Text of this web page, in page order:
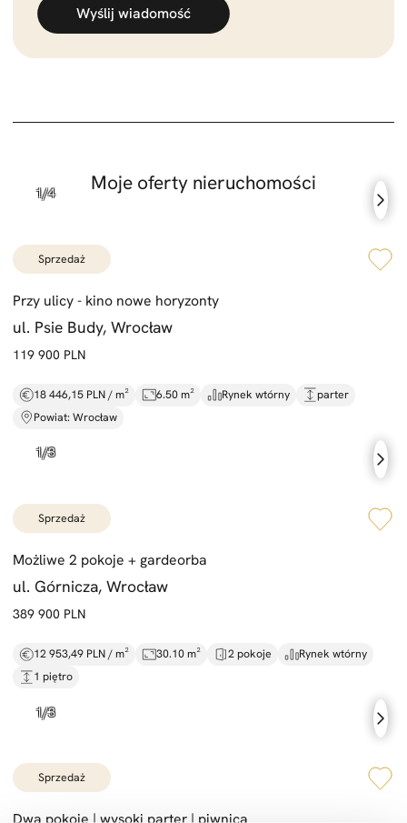
Wyślij wiadomość
Moje oferty nieruchomości
sprzedaż
Przy ulicy - kino nowe horyzonty
ul. Psie Budy, Wrocław
119 900 PLN
18 446,15 PLN / m² 6.50 m² Rynek wtórny
parter
Powiat: Wrocław
sprzedaż
Możliwe 2 pokoje + gardeorba
ul. Górnicza, Wrocław
389 900 PLN
12 953,49 PLN / m² 30.10 m² 2 pokoje
Rynek wtórny
1 piętro
sprzedaż
Dwa pokoje | wysoki parter | piwnica